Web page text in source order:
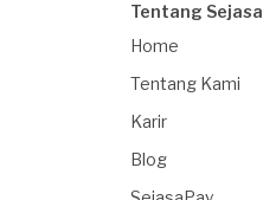
Tentang Sejasa
Home
Tentang Kami
Karir
Blog